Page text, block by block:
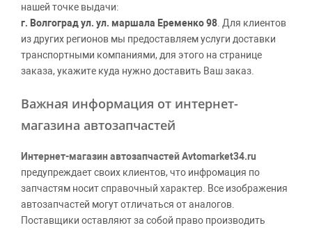
нашей точке выдачи:
г. Волгоград ул. ул. маршала Еременко 98 . Для клиентов
из других регионов мы предоставляем услуги доставки
транспортными компаниями, для этого на странице
заказа, укажите куда нужно доставить Ваш заказ.
Важная информация от интернет-
магазина автозапчастей
Интернет-магазин автозапчастей Avtomarket34.ru
предупреждает своих клиентов, что инфромация по
запчастям носит справочный характер. Все изображения
автозапчастей могут отличаться от аналогов.
Поставщики оставляют за собой право производить